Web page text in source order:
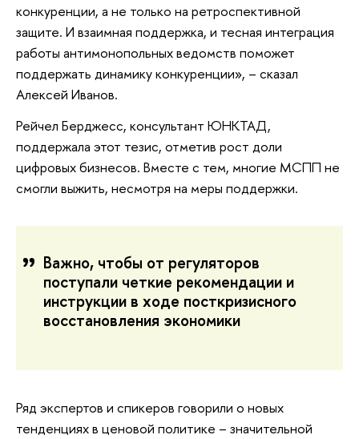
конкуренции, а не только на ретроспективной
защите. И взаимная поддержка, и тесная интеграция
работы антимонопольных ведомств поможет
поддержать динамику конкуренции», – сказал
Алексей Иванов.
Рейчел Берджесс, консультант ЮНКТАД,
поддержала этот тезис, отметив рост доли
цифровых бизнесов. Вместе с тем, многие МСПП не
смогли выжить, несмотря на меры поддержки.
Важно, чтобы от регуляторов
поступали четкие рекомендации и
инструкции в ходе посткризисного
восстановления экономики
Ряд экспертов и спикеров говорили о новых
тенденциях в ценовой политике – значительной